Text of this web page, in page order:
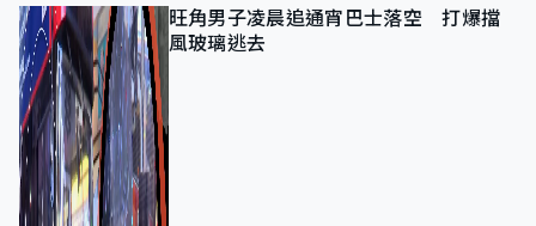
旺角男子凌晨追通宵巴士落空 打爆擋
風玻璃逃去